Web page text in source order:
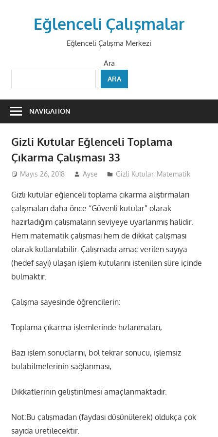
Eğlenceli Çalışmalar
Eğlenceli Çalışma Merkezi
Ara
ARA
NAVIGATION
Gizli Kutular Eğlenceli Toplama
Çıkarma Çalışması 33
Mayıs 26, 2018 Ayse Gizli Kutular, Matematik
Gizli kutular eğlenceli toplama çıkarma alıştırmaları
çalışmaları daha önce “Güvenli kutular” olarak
hazırladığım çalışmaların seviyeye uyarlanmış halidir.
Hem matematik çalışması hem de dikkat çalışması
olarak kullanılabilir. Çalışmada amaç verilen sayıya
(hedef sayı) ulaşan işlem kutularını istenilen süre içinde
bulmaktır.
Çalışma sayesinde öğrencilerin:
Toplama çıkarma işlemlerinde hızlanmaları,
Bazı işlem sonuçlarını, bol tekrar sonucu, işlemsiz
bulabilmelerinin sağlanması,
Dikkatlerinin geliştirilmesi amaçlanmaktadır.
Not:Bu çalışmadan (faydası düşünülerek) oldukça çok
sayıda üretilecektir.